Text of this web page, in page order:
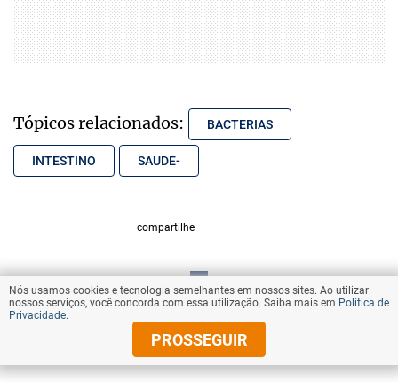
Tópicos relacionados: BACTERIAS
INTESTINO SAUDE-
compartilhe
VOLTAR AO TOPO
© Copyright 2025 Diários Associados
Nós usamos cookies e tecnologia semelhantes em nossos sites. Ao utilizar
nossos serviços, você concorda com essa utilização. Saiba mais em Política de
Privacidade.
PROSSEGUIR